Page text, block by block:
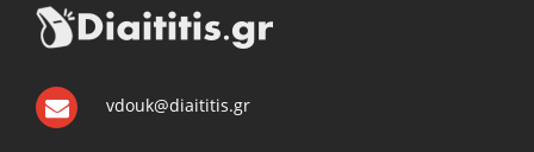
vdouk@diaititis.gr